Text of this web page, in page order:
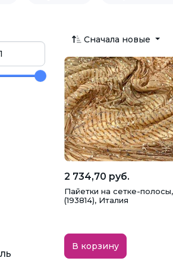
ткани Нижнее белье
Свадебные платья
Ткани для декораторов,
Шторы Юбки
Сначала новые
2 734,70 руб.
Пайетки на сетке-
(193814), Италия
В корзину